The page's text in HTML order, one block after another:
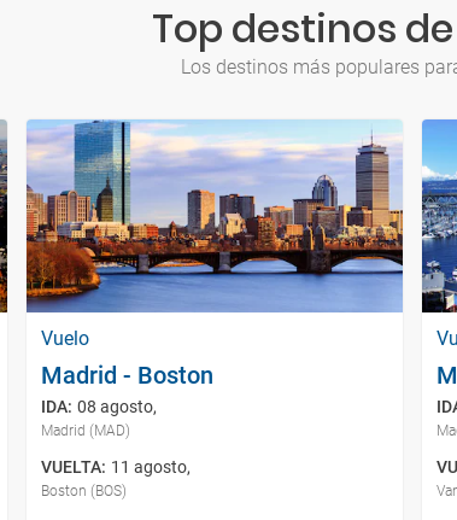
Top destinos
Los destinos más populares
Vuelo
Madrid - Boston
IDA: 08 agosto,
Madrid (MAD)
VUELTA: 11 agosto,
Boston (BOS)